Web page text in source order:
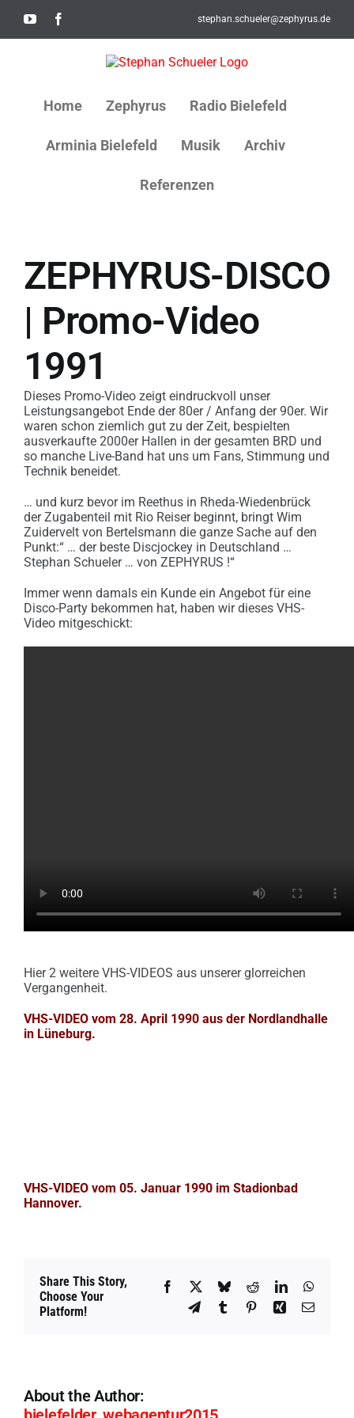
content
YouTube stephan.schueler@zephyrus.de
Home Zephyrus Radio Bielefeld
Arminia Bielefeld Musik Archiv
Referenzen
ZEPHYRUS-DISCO
| Promo-Video
1991
Dieses Promo-Video zeigt eindruckvoll unser
Leistungsangebot Ende der 80er / Anfang der 90er. Wir
waren schon ziemlich gut zu der Zeit, bespielten
ausverkaufte 2000er Hallen in der gesamten BRD und
so manche Live-Band hat uns um Fans, Stimmung und
Technik beneidet.
… und kurz bevor im Reethus in Rheda-Wiedenbrück
der Zugabenteil mit Rio Reiser beginnt, bringt Wim
Zuidervelt von Bertelsmann die ganze Sache auf den
Punkt:“ … der beste Discjockey in Deutschland …
Stephan Schueler … von ZEPHYRUS !“
Immer wenn damals ein Kunde ein Angebot für eine
Disco-Party bekommen hat, haben wir dieses VHS-
Video mitgeschickt:
Hier 2 weitere VHS-VIDEOS aus unserer glorreichen
Vergangenheit.
VHS-VIDEO vom 28. April 1990 aus der Nordlandhalle
in Lüneburg.
VHS-VIDEO vom 05. Januar 1990 im Stadionbad
Hannover.
Share This Story,
Choose Your
Platform!
Facebook BlueskyRedditLinkedIn
TelegramTumblr PinterestXing Email
About the Author: